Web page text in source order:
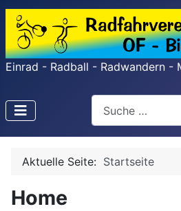
Einrad - Radball - Radwandern -
Search
Type 2 or more
Aktuelle Seite: Startseite
Home